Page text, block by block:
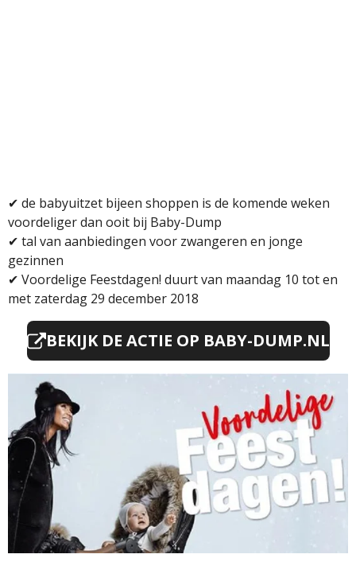
✔ de babyuitzet bijeen shoppen is de komende weken
voordeliger dan ooit bij Baby-Dump
✔ tal van aanbiedingen voor zwangeren en jonge
gezinnen
✔ Voordelige Feestdagen! duurt van maandag 10 tot en
met zaterdag 29 december 2018
BEKIJK DE ACTIE OP BABY-DUMP.NL